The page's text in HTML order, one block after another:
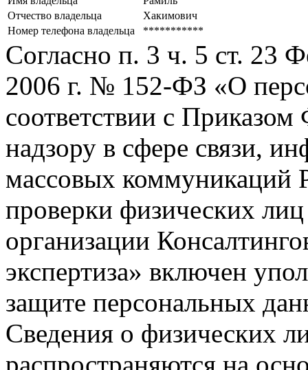
Отчество владельца
Хакимович
Номер телефона владельца
***********
Согласно п. 3 ч. 5 ст. 23
2006 г. № 152-ФЗ «О
соответствии с
надзору в сфере связи,
массовых коммуникаций
проверки физических
организации
экспертиза» включен
защите персональных
Сведения о физических